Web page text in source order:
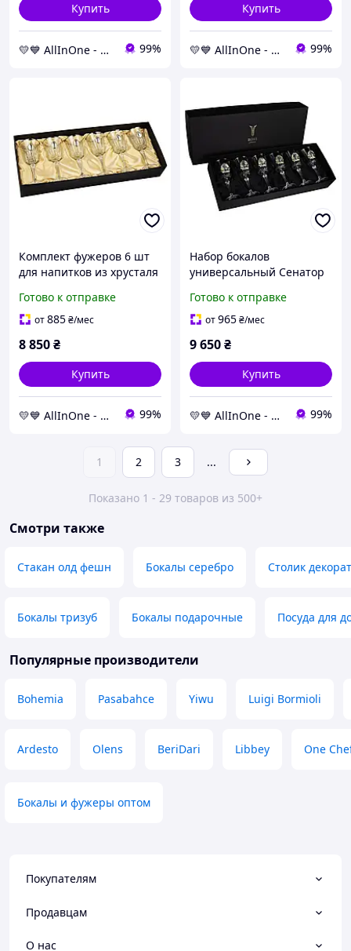
Купить
💛💙 AllInOne - находи все необходимое в одном магазине! 99%
Купить
💛💙 AllInOne - находи все необходимое в одном магазине! 99%
Комплект фужеров 6 шт
для напитков из хрусталя
серебром золотом Boss
Crystal Гармония AllInOne
Готово к отправке
от885₴/мес
8 850₴
Купить
💛💙 AllInOne - находи все необходимое в одном магазине! 99%
Набор бокалов
универсальный Сенатор
хрусталь, декор платина/
серебро/золото AllInOne -
Готово к отправке
от965₴/мес
9 650₴
Купить
💛💙 AllInOne - находи все необходимое в одном магазине! 99%
1 2 3 ...
Показано 1 - 29 товаров из 500+
Смотри также
Стакан олд фешн Бокалы серебро Столик
Бокалы тризуб Бокалы подарочные Посуда для
Популярные производители
Bohemia Pasabahce Yiwu Luigi Bormioli
Ardesto Olens BeriDari Libbey One
Бокалы и фужеры оптом
Покупателям
Продавцам
О нас